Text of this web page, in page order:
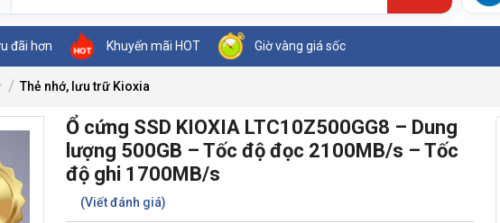
đãi hơn Khuyến mãi HOT Giờ vàng giá sốc
Thẻ nhớ, lưu trữ Kioxia
Ổ cứng SSD KIOXIA LTC10Z500GG8 – Dung
lượng 500GB – Tốc độ đọc 2100MB/s – Tốc
độ ghi 1700MB/s
(Viết đánh giá)